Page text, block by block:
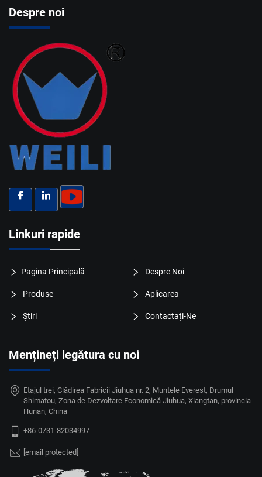
Despre noi
Linkuri rapide
Pagina Principală Despre Noi
Produse Aplicarea
Știri Contactați-Ne
Mențineți legătura cu noi
Etajul trei, Clădirea Fabricii Jiuhua nr. 2, Muntele Everest, Drumul
Shimatou, Zona de Dezvoltare Economică Jiuhua, Xiangtan, provincia
Hunan, China
+86-0731-82034997
[email protected]